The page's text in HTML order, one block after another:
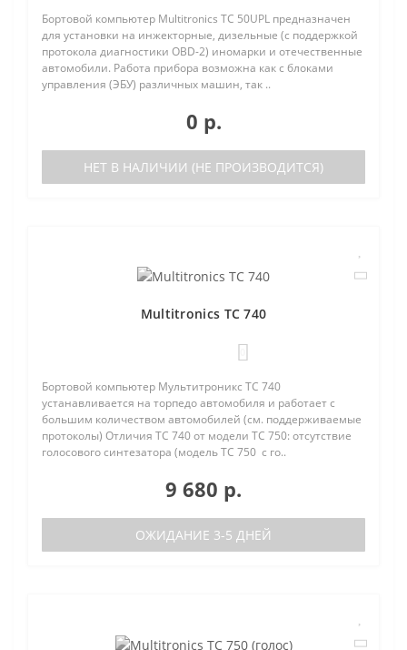
Бортовой компьютер Multitronics TC 50UPL предназначен
для установки на инжекторные, дизельные (с поддержкой
протокола диагностики OBD-2) иномарки и отечественные
автомобили. Работа прибора возможна как с блоками
управления (ЭБУ) различных машин, так ..
0 р.
НЕТ В НАЛИЧИИ (НЕ ПРОИЗВОДИТСЯ)
Multitronics TC 740
Бортовой компьютер Мультитроникс TC 740
устанавливается на торпедо автомобиля и работает с
большим количеством автомобилей (см. поддерживаемые
протоколы) Отличия TC 740 от модели TC 750: отсутствие
голосового синтезатора (модель TC 750 с го..
9 680 р.
ОЖИДАНИЕ 3-5 ДНЕЙ